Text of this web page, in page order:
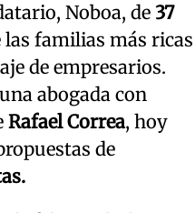
Noboa, de 37
las familias más ricas
de empresarios.
abogada con
Rafael Correa, hoy
de